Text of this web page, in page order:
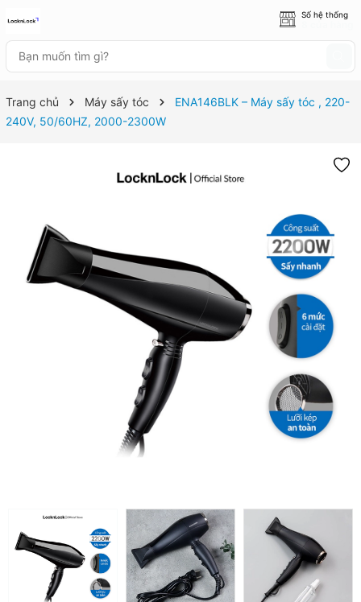
Số hệ thống
Trang chủ Máy sấy tóc
ENA146BLK – Máy sấy tóc , 220-
240V, 50/60HZ, 2000-2300W